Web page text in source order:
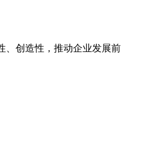
、创造性，推动企业发展前